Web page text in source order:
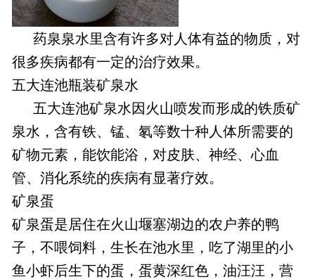
药泉泉水里含有许多对人体有益的物质，对
很多疾病都有一定的治疗效果。
五大连池瓶装矿泉水
五大连池矿泉水因火山喷发而形成的铁质矿
泉水，含有铁、锰、氡等数十种人体所需要的
矿物元素，能饮能浴，对皮肤、神经、心血
管、消化系统的疾病有显著疗效。
矿泉蛋
矿泉蛋是居住在火山堰塞湖边的农户养的鸭
子，不喂饲料，生长在池水里，吃了湖里的小
鱼小虾后生下的蛋，蛋黄深红色，油汪汪，营